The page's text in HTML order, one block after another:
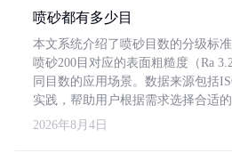
喷砂都有多少目
本文系统介绍了喷砂目数的分级标
喷砂200目对应的表面粗糙度（Ra
同目数的应用场景。数据来源包括
实践，帮助用户根据需求选择合适的
2026年8月4日